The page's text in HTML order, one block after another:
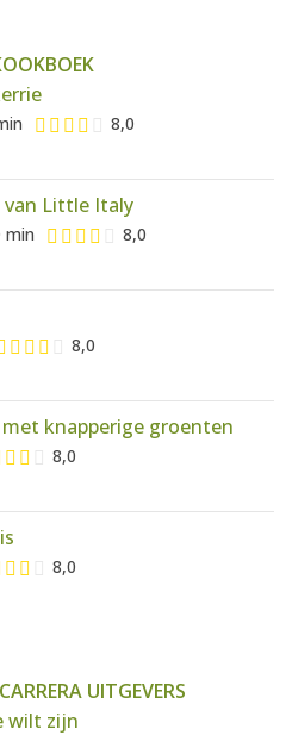
8,0
van Little Italy
min 8,0
8,0
knapperige groenten
8,0
8,0
UITGEVERS
wilt zijn